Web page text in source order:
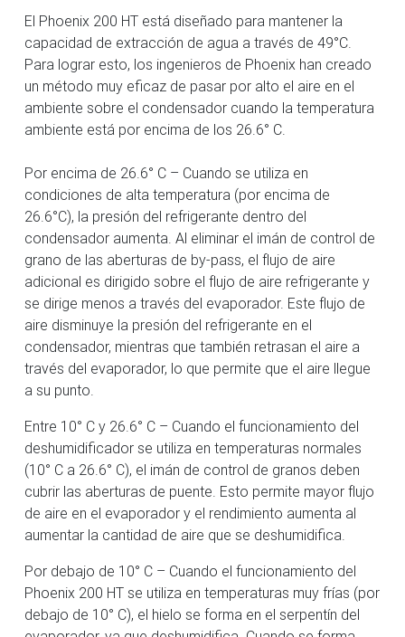
El Phoenix 200 HT está diseñado para mantener la
capacidad de extracción de agua a través de 49°C.
Para lograr esto, los ingenieros de Phoenix han creado
un método muy eficaz de pasar por alto el aire en el
ambiente sobre el condensador cuando la temperatura
ambiente está por encima de los 26.6° C.
Por encima de 26.6° C – Cuando se utiliza en
condiciones de alta temperatura (por encima de
26.6°C), la presión del refrigerante dentro del
condensador aumenta. Al eliminar el imán de control de
grano de las aberturas de by-pass, el flujo de aire
adicional es dirigido sobre el flujo de aire refrigerante y
se dirige menos a través del evaporador. Este flujo de
aire disminuye la presión del refrigerante en el
condensador, mientras que también retrasan el aire a
través del evaporador, lo que permite que el aire llegue
a su punto.
Entre 10° C y 26.6° C – Cuando el funcionamiento del
deshumidificador se utiliza en temperaturas normales
(10° C a 26.6° C), el imán de control de granos deben
cubrir las aberturas de puente. Esto permite mayor flujo
de aire en el evaporador y el rendimiento aumenta al
aumentar la cantidad de aire que se deshumidifica.
Por debajo de 10° C – Cuando el funcionamiento del
Phoenix 200 HT se utiliza en temperaturas muy frías (por
debajo de 10° C), el hielo se forma en el serpentín del